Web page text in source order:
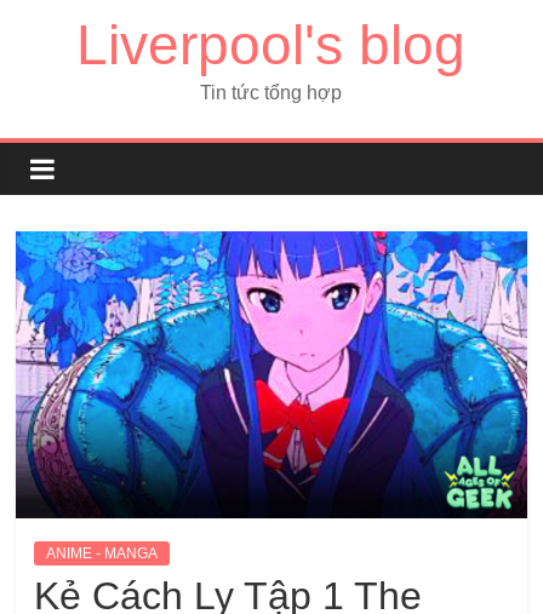
Liverpool's blog
Tin tức tổng hợp
ANIME - MANGA
Kẻ Cách Ly Tập 1 The